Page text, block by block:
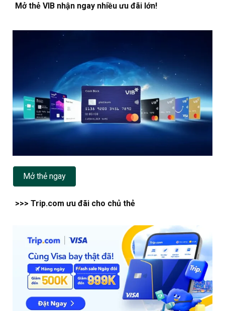
Mở thẻ VIB nhận ngay nhiều ưu đãi lớn!
Mở thẻ ngay
>>> Trip.com ưu đãi cho chủ thẻ